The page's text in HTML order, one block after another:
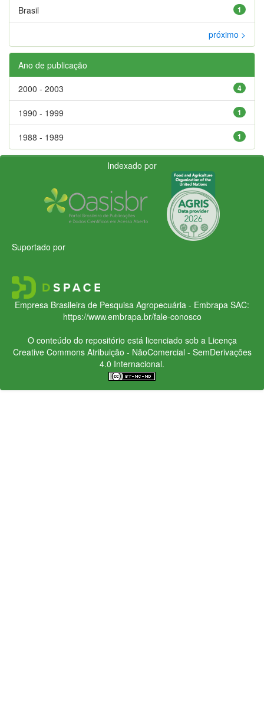
1
Brasil
próximo >
Ano de publicação
4
2000 - 2003
1
1990 - 1999
1
1988 - 1989
Indexado por
Suportado por
Empresa Brasileira de Pesquisa Agropecuária - Embrapa SAC:
https://www.embrapa.br/fale-conosco
O conteúdo do repositório está licenciado sob a Licença
Creative CommonsAtribuição - NãoComercial - SemDerivações
4.0 Internacional.